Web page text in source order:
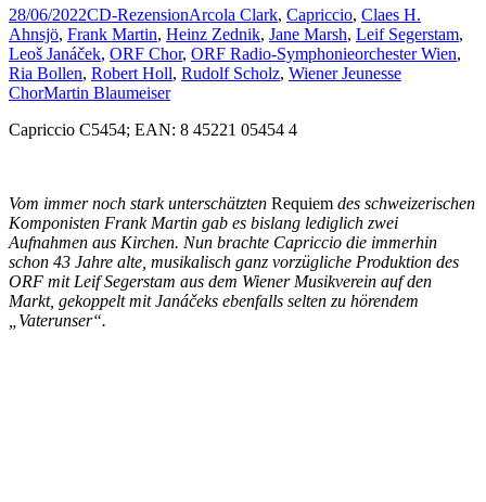
28/06/2022CD-RezensionArcola Clark, Capriccio, Claes H.
Ahnsjö, Frank Martin, Heinz Zednik, Jane Marsh, Leif Segerstam,
Leoš Janáček, ORF Chor, ORF Radio-Symphonieorchester Wien,
Ria Bollen, Robert Holl, Rudolf Scholz, Wiener Jeunesse
ChorMartin Blaumeiser
Capriccio C5454; EAN: 8 45221 05454 4
Vom immer noch stark unterschätzten Requiem des schweizerischen
Komponisten Frank Martin gab es bislang lediglich zwei
Aufnahmen aus Kirchen. Nun brachte Capriccio die immerhin
schon 43 Jahre alte, musikalisch ganz vorzügliche Produktion des
ORF mit Leif Segerstam aus dem Wiener Musikverein auf den
Markt, gekoppelt mit Janáčeks ebenfalls selten zu hörendem
„Vaterunser“.